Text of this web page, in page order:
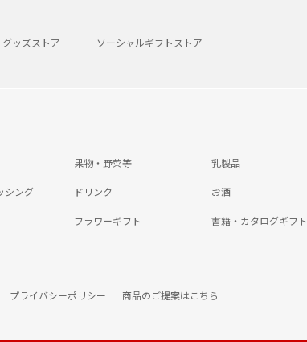
グッズストア ソーシャルギフトストア
果物・野菜等 乳製品
シング ドリンク お酒
フラワーギフト 書籍・カタログギフト
プライバシーポリシー 商品のご提案はこちら